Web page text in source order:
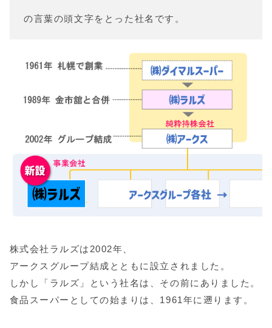
の言葉の頭文字をとった社名です。
株式会社ラルズは2002年、
アークスグループ結成とともに設立されました。
しかし「ラルズ」という社名は、その前にありました。
食品スーパーとしての始まりは、1961年に遡ります。